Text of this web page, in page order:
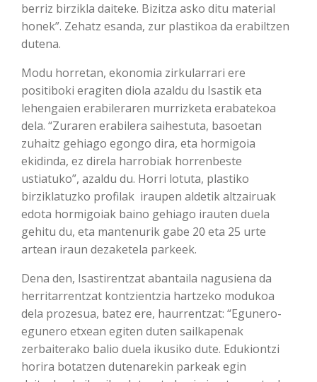
berriz birzikla daiteke. Bizitza asko ditu material
honek”. Zehatz esanda, zur plastikoa da erabiltzen
dutena.
Modu horretan, ekonomia zirkularrari ere
positiboki eragiten diola azaldu du Isastik eta
lehengaien erabileraren murrizketa erabatekoa
dela. “Zuraren erabilera saihestuta, basoetan
zuhaitz gehiago egongo dira, eta hormigoia
ekidinda, ez direla harrobiak horrenbeste
ustiatuko”, azaldu du. Horri lotuta, plastiko
birziklatuzko profilak iraupen aldetik altzairuak
edota hormigoiak baino gehiago irauten duela
gehitu du, eta mantenurik gabe 20 eta 25 urte
artean iraun dezaketela parkeek.
Dena den, Isastirentzat abantaila nagusiena da
herritarrentzat kontzientzia hartzeko modukoa
dela prozesua, batez ere, haurrentzat: “Egunero-
egunero etxean egiten duten sailkapenak
zerbaiterako balio duela ikusiko dute. Edukiontzi
horira botatzen dutenarekin parkeak egin